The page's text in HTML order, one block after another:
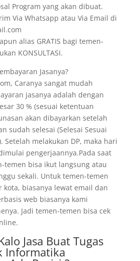
Program yang akan dibuat.
Via Whatsapp atau Via Email di
alias GRATIS bagi temen-
KONSULTASI.
Jasanya?
Caranya sangat mudah
jasanya adalah dengan
30 % (sesuai ketentuan
akan dibayarkan setelah
sudah selesai (Selesai Sesuai
Setelah melakukan DP, maka hari
pengerjaannya.Pada saat
temen bisa ikut langsung atau
sekali. Untuk temen-temen
biasanya lewat email dan
web biasanya kami
Jadi temen-temen bisa cek
Jasa Buat Tugas
Informatika